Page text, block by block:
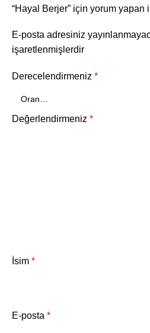
“Hayal Berjer” için yorum yapan
E-posta adresiniz
işaretlenmişlerdir
Derecelendirmeniz *
Değerlendirmeniz *
İsim *
E-posta *